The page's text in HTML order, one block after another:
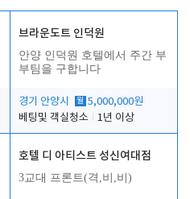
브라운도트 인덕원
안양 인덕원 호텔에서 주간 부
부팀을 구합니다
경기 안양시 월 5,000,000원
베팅및 객실청소
1년 이상
호텔 디 아티스트 성신여대점
3교대 프론트(격,비,비)